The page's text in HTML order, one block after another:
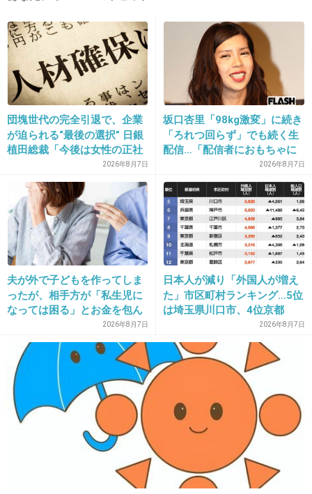
2017/04/29(土) 10:54:53
誰だよ？
+26 -1
16. 匿名 2017/04/29(土) 10:54:59
若いうちから芸能界にいたら、酒もタバコもや
って普通の事なのかも。感覚がマヒしてそう。
2017/04/29(土) 10:55:07
名前聞いても100人中99人が分からないくらい
の人だろうな
+241
団塊世代の完全引退で、企業
が迫られる“最後の選択” 日銀
植田総裁「今後は女性の正社
員化と外国人の人材活用が
鍵」
2026年8月7日
坂口杏里「98kg激変」に続き
「ろれつ回らず」でも続く生
配信…「配信者におもちゃに
されてる」知人は懸念表明
2026年8月7日
夫が外で子どもを作ってしま
ったが、相手方が「私生児に
なっては困る」とお金を包ん
で頭を下げに来ても応じず、
晩年まで離婚に応じなかった
親戚の話→「一生復讐にな
る」「これ本人幸せなの？」
2026年8月7日
日本人が減り「外国人が増え
た」市区町村ランキング…5位
は埼玉県川口市、4位京都
市、ではトップ3は？2026年8月7日